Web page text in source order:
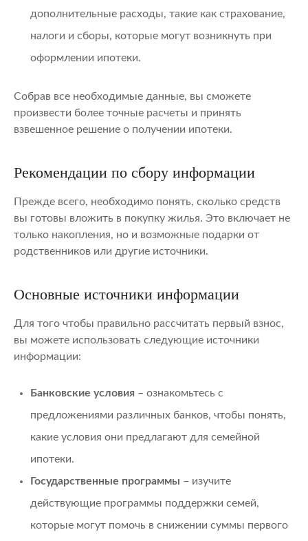
дополнительные расходы, такие как страхование,
налоги и сборы, которые могут возникнуть при
оформлении ипотеки.
Собрав все необходимые данные, вы сможете
произвести более точные расчеты и принять
взвешенное решение о получении ипотеки.
Рекомендации по сбору информации
Прежде всего, необходимо понять, сколько средств
вы готовы вложить в покупку жилья. Это включает не
только накопления, но и возможные подарки от
родственников или другие источники.
Основные источники информации
Для того чтобы правильно рассчитать первый взнос,
вы можете использовать следующие источники
информации:
Банковские условия – ознакомьтесь с
предложениями различных банков, чтобы понять,
какие условия они предлагают для семейной
ипотеки.
Государственные программы – изучите
действующие программы поддержки семей,
которые могут помочь в снижении суммы первого